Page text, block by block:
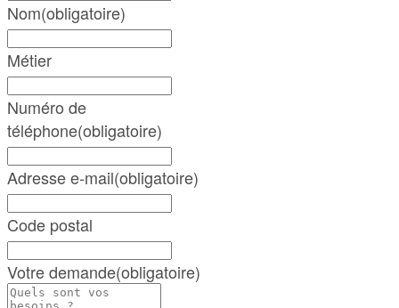
Nom(obligatoire)
Métier
Numéro de
téléphone(obligatoire)
Adresse e-mail(obligatoire)
Code postal
Votre demande(obligatoire)